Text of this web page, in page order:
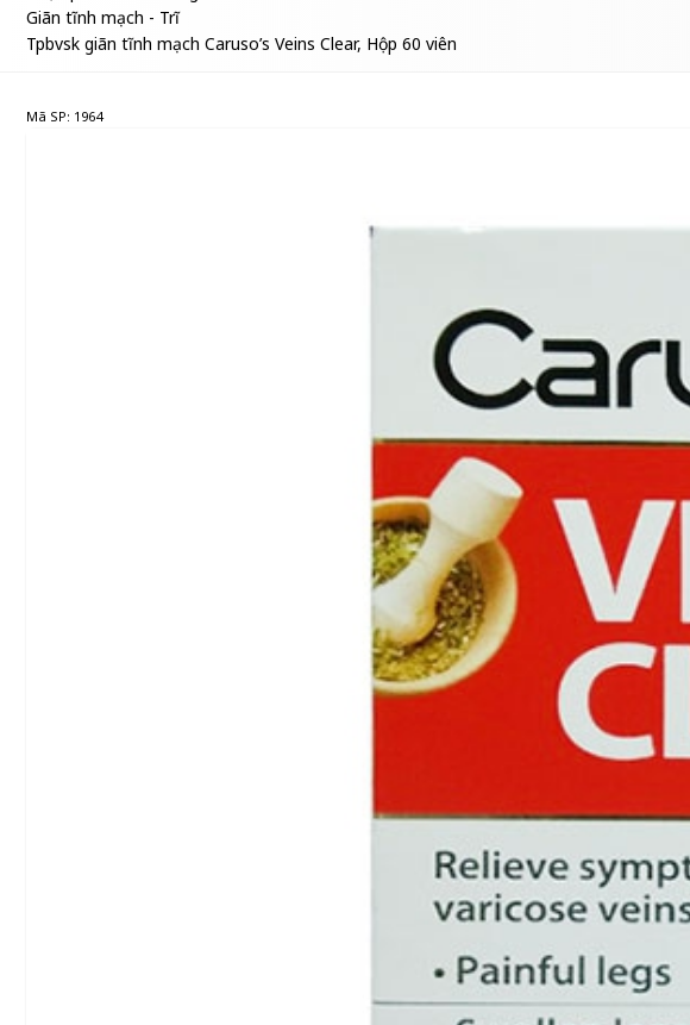
Giãn tĩnh mạch - Trĩ
Tpbvsk giãn tĩnh mạch Caruso’s Veins Clear, Hộp 60 viên
Mã SP: 1964